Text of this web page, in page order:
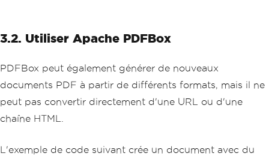
3.2. Utiliser Apache PDFBox
PDFBox peut également générer de nouveaux
documents PDF à partir de différents formats, mais il ne
peut pas convertir directement d'une URL ou d'une
chaîne HTML.
L'exemple de code suivant crée un document avec du